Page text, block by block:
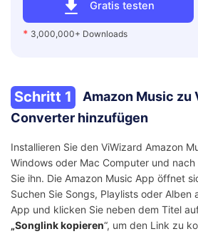
Gratis testen
* 3,000,000+ Downloads
Schritt 1
Amazon Music zu
Converter hinzufügen
Installieren Sie den ViWizard Amazon
Windows oder Mac Computer und
Sie ihn. Die Amazon Music App öffnet
Suchen Sie Songs, Playlists oder Alben
App und klicken Sie neben dem Titel
„Songlink kopieren“, um den Link zu